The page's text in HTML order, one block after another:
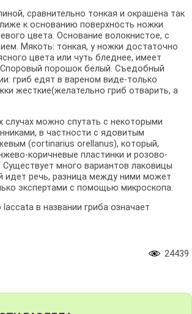
сравнительно тонкая и окрашена так
к основанию поверхность ножки
цвета. Основание волокнистое, с
Мякоть: тонкая, у ножки достаточно
цвета или чуть бледнее, имеет
Споровый порошок белый. Съедобный
гриб едят в вареном виде-только
жесткие(желательно гриб отварить, а
случах можно спутать с некоторыми
в частности с ядовитым
(cortinarius orellanus), который,
коричневые пластинки и розово-
много вариантов лаковицы
идет речь, разница между ними может
экспертами с помощью микроскопа.
в названии гриба означает
24439